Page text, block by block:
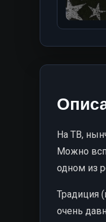
На ТВ,
Можно
одном из
Традиция
очень